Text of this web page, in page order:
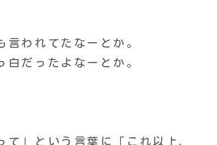
われてたなーとか。
だったよなーとか。
」という言葉に「これ以上、